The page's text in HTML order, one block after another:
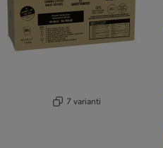
7 varianti